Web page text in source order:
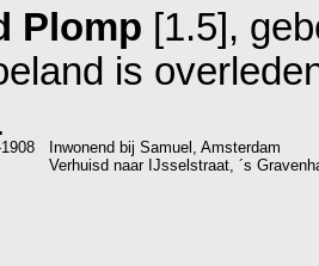
Plomp [1.5],
is
Inwonend bij Samuel, Amsterdam
Verhuisd naar IJsselstraat, ´s